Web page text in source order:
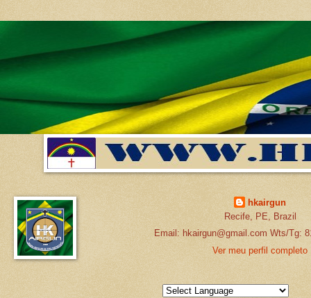
hkairgun
Recife, PE, Brazil
Email: hkairgun@gmail.com Wts/Tg:
Ver meu perfil completo